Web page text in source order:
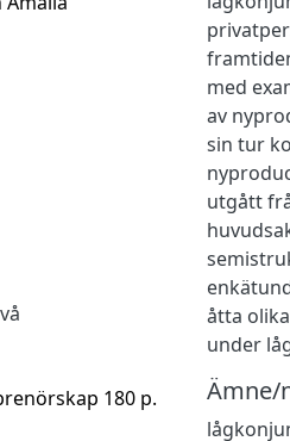
180 p.
med
av
sin tur
utgått
åtta
under
Ämne/